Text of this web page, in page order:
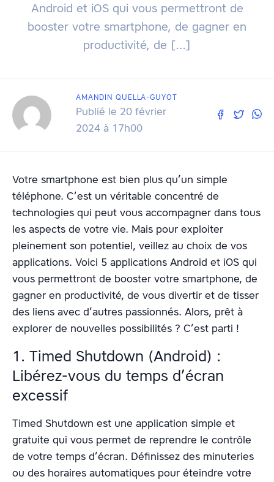
Android et iOS qui vous permettront de
booster votre smartphone, de gagner en
productivité, de […]
AMANDIN QUELLA-GUYOT
Publié le 20 février
2024 à 17h00
Votre smartphone est bien plus qu’un simple
téléphone. C’est un véritable concentré de
technologies qui peut vous accompagner dans tous
les aspects de votre vie. Mais pour exploiter
pleinement son potentiel, veillez au choix de vos
applications. Voici 5 applications Android et iOS qui
vous permettront de booster votre smartphone, de
gagner en productivité, de vous divertir et de tisser
des liens avec d’autres passionnés. Alors, prêt à
explorer de nouvelles possibilités ? C’est parti !
1. Timed Shutdown (Android) :
Libérez-vous du temps d’écran
excessif
Timed Shutdown est une application simple et
gratuite qui vous permet de reprendre le contrôle
de votre temps d’écran. Définissez des minuteries
ou des horaires automatiques pour éteindre votre